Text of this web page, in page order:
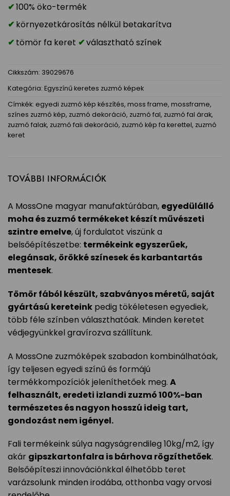
100% öko-termék
környezetkárosítás nélkül betakarítva
tömör fa keret
választható színek
Cikkszám: 39029676
Kategória: Egyszínű keretes zuzmó képek
Címkék: egyedi zuzmó kép készítés, moss frame, mossframe,
színes zuzmó kép, zuzmó dekoráció, zuzmó fal, zuzmó fal árak,
zuzmó falak, zuzmó fali dekoráció, zuzmó kép fa kerettel, zuzmó
keret
TOVÁBBI INFORMÁCIÓK
A MossOne magyar manufaktúrában, egyedülálló
moha és zuzmó termékeket készít művészeti
szintre emelve, új fordulatot viszünk a
belsőépítészetbe: termékeink egyszerűek,
elegánsak, örökké színesek és karbantartás
mentesek.
Tömör fából készült, szabványos méretű, saját
gyártású kereteink pedig tökéletesen egyediek,
több féle színben választhatóak. Minden keretet
védjegyünkkel gravírozva szállítunk.
A MossOne zuzmóképek szabadon kombinálhatóak,
így teljesen egyedi színű és formájú
termékkompozíciók jeleníthetőek meg. A
felhasznált, eredeti izlandi zuzmó 100%-ban
természetes és nagyon hosszú ideig tart,
gondozást nem igényel.
Fali termékeink súlya nagyságrendileg 10kg/m2, így
akár gipszkartonfalra is bárhova rögzíthetőek.
Belsőépíteszi innovációnkkal élhetőbb teret
varázsolunk minden irodába, otthonba vagy orvosi